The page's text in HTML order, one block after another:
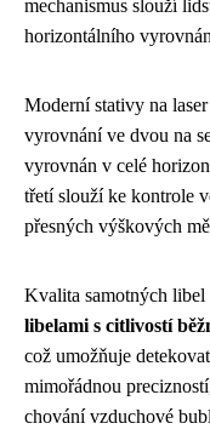
mechanismus slouží
horizontálního
Moderní stativy na
vyrovnání ve dvou na
vyrovnán v celé
třetí slouží ke kontrole
přesných výškových
Kvalita samotných
libelami s citlivostí
což umožňuje
mimořádnou
chování vzduchové